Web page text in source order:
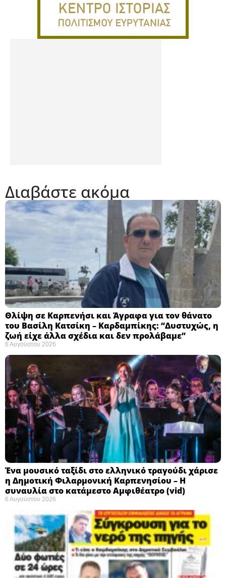
Διαβάστε ακόμα
Θλίψη σε Καρπενήσι και Άγραφα για τον θάνατο
του Βασίλη Κατσίκη – Καρδαμπίκης: “Δυστυχώς, η
ζωή είχε άλλα σχέδια και δεν προλάβαμε”
6 Αυγούστου 2026
Ένα μουσικό ταξίδι στο ελληνικό τραγούδι χάρισε
η Δημοτική Φιλαρμονική Καρπενησίου – Η
συναυλία στο κατάμεστο Αμφιθέατρο (vid)
6 Αυγούστου 2026